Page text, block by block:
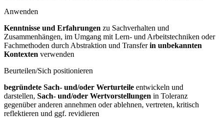
Anwenden
Kenntnisse und Erfahrungen zu Sachverhalten und
Zusammenhängen, im Umgang mit Lern- und Arbeitstechniken oder
Fachmethoden durch Abstraktion und Transferin unbekannten
Kontexten verwenden
Beurteilen/Sich positionieren
begründete Sach- und/oder Werturteile entwickeln und
darstellen, Sach- und/oder Wertvorstellungen in Toleranz
gegenüber anderen annehmen oder ablehnen, vertreten, kritisch
reflektieren und ggf. revidieren